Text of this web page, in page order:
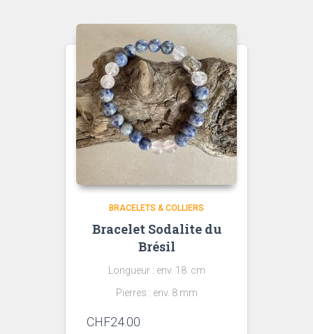
BRACELETS & COLLIERS
Bracelet Sodalite du
Brésil
Longueur : env. 18 cm
Pierres : env. 8 mm
CHF24.00